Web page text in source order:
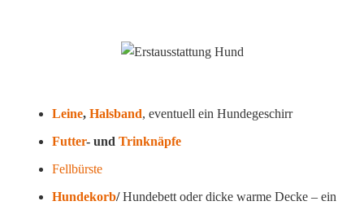
Leine, Halsband, eventuell ein Hundegeschirr
Futter- und Trinknäpfe
Fellbürste
Hundekorb/Hundebett oder dicke warme Decke – ein